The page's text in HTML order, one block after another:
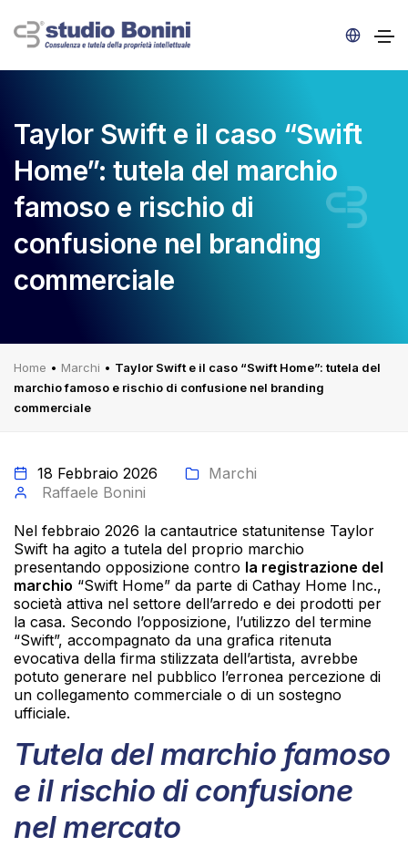
Taylor Swift e il caso “Swift
Home”: tutela del marchio
famoso e rischio di
confusione nel branding
commerciale
Home • Marchi • Taylor Swift e il caso “Swift Home”: tutela del
marchio famoso e rischio di confusione nel branding
commerciale
18 Febbraio 2026
Marchi
Raffaele Bonini
Nel febbraio 2026 la cantautrice statunitense Taylor
Swift ha agito a tutela del proprio marchio
presentando opposizione contro la registrazione del
marchio “Swift Home” da parte di Cathay Home Inc.,
società attiva nel settore dell’arredo e dei prodotti per
la casa. Secondo l’opposizione, l’utilizzo del termine
“Swift”, accompagnato da una grafica ritenuta
evocativa della firma stilizzata dell’artista, avrebbe
potuto generare nel pubblico l’erronea percezione di
un collegamento commerciale o di un sostegno
ufficiale.
Tutela del marchio famoso
e il rischio di confusione
nel mercato